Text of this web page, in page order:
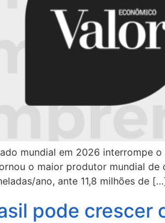
mundial em 2026 interrompe
o maior produtor mundial
ano, ante 11,8 milhões de
pode crescer